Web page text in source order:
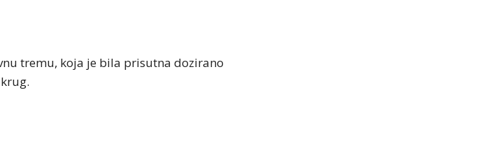
tremu, koja je bila prisutna dozirano